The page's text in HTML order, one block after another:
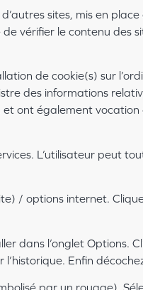
sites, mis en
vérifier le contenu des
de cookie(s) sur
des informations
ont également
L’utilisateur peut
/ options internet.
dans l’onglet Options.
Enfin
par un rouage).